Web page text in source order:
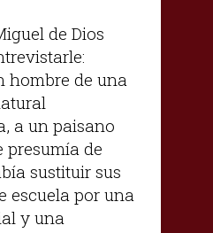
de Dios
hombre de una
a un paisano
presumía de
sustituir sus
escuela por una
y una